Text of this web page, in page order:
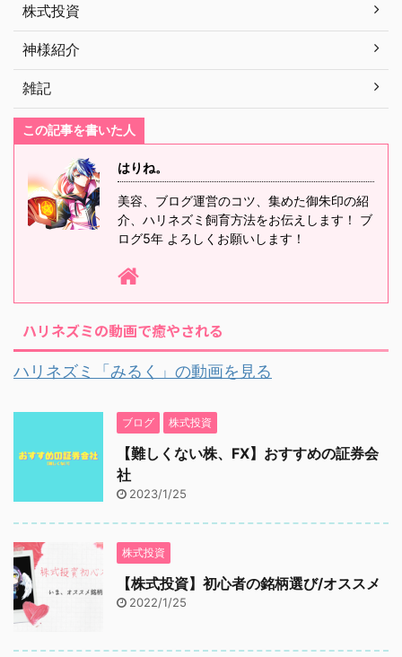
株式投資
神様紹介
雑記
この記事を書いた人
はりね。
美容、ブログ運営のコツ、集めた御朱印の紹
介、ハリネズミ飼育方法をお伝えします！ ブ
ログ5年 よろしくお願いします！
ハリネズミの動画で癒やされる
ハリネズミ「みるく」の動画を見る
ブログ 株式投資
【難しくない株、FX】おすすめの証券会
社
2023/1/25
株式投資
【株式投資】初心者の銘柄選び/オススメ
2022/1/25